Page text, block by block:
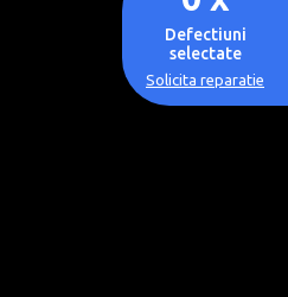
Defectiuni
selectate
Solicita reparatie